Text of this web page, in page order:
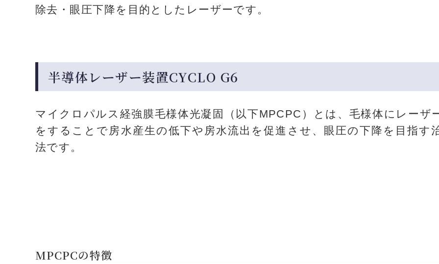
除去・眼圧下降を目的としたレーザーです。
半導体レーザー装置CYCLO G6
マイクロパルス経強膜毛様体光凝固（以下MPCPC）とは、毛様体にレーザ
をすることで房水産生の低下や房水流出を促進させ、眼圧の下降を目指す
法です。
MPCPCの特徴